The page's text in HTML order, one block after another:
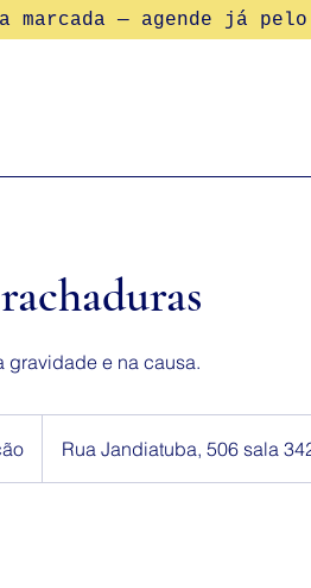
marcada — agende já pelo
gravidade e na causa.
Rua Jandiatuba, 506 sala